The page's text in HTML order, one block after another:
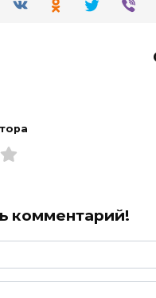
комментарий!